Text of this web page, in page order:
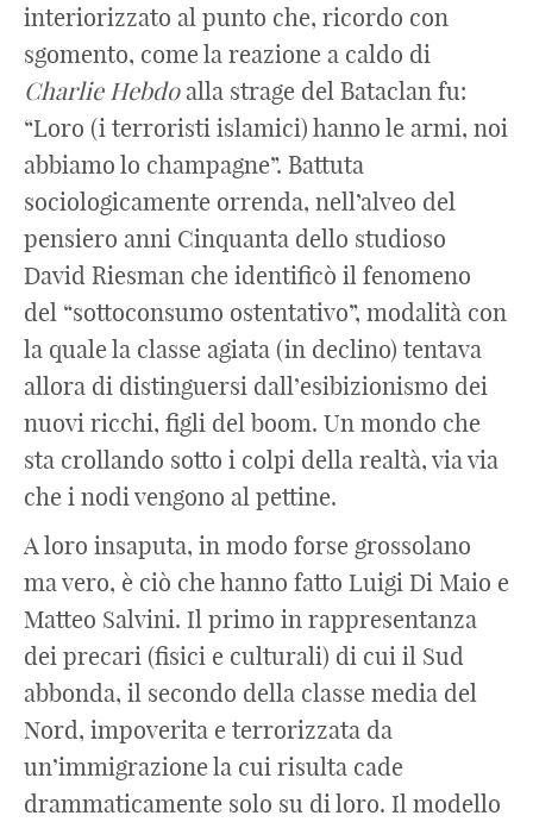
interiorizzato al punto che, ricordo con
sgomento, come la reazione a caldo di
Charlie Hebdoalla strage del Bataclan fu:
“Loro (i terroristi islamici) hanno le armi, noi
abbiamo lo champagne”. Battuta
sociologicamente orrenda, nell’alveo del
pensiero anni Cinquanta dello studioso
David Riesman che identificò il fenomeno
del “sottoconsumo ostentativo”, modalità con
la quale la classe agiata (in declino) tentava
allora di distinguersi dall’esibizionismo dei
nuovi ricchi, figli del boom. Un mondo che
sta crollando sotto i colpi della realtà, via via
che i nodi vengono al pettine.
A loro insaputa, in modo forse grossolano
ma vero, è ciò che hanno fatto Luigi Di Maio e
Matteo Salvini. Il primo in rappresentanza
dei precari (fisici e culturali) di cui il Sud
abbonda, il secondo della classe media del
Nord, impoverita e terrorizzata da
un’immigrazione la cui risulta cade
drammaticamente solo su di loro. Il modello